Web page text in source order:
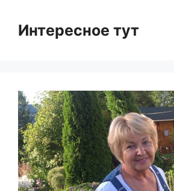
contentИнтересное тут